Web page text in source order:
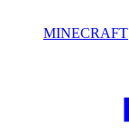
MINECRAFT